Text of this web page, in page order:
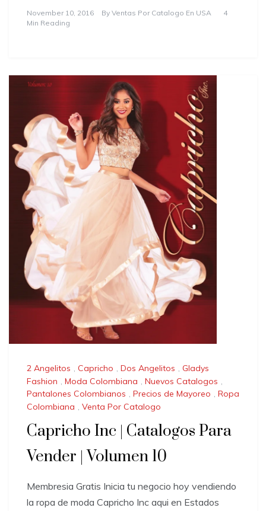
November 10, 2016 By Ventas Por Catalogo En USA
4
Min Reading
2 Angelitos , Capricho , Dos Angelitos , Gladys
Fashion , Moda Colombiana , Nuevos Catalogos ,
Pantalones Colombianos , Precios de Mayoreo , Ropa
Colombiana , Venta Por Catalogo
Capricho Inc | Catalogos Para
Vender | Volumen 10
Membresia Gratis Inicia tu negocio hoy vendiendo
la ropa de moda Capricho Inc aqui en Estados